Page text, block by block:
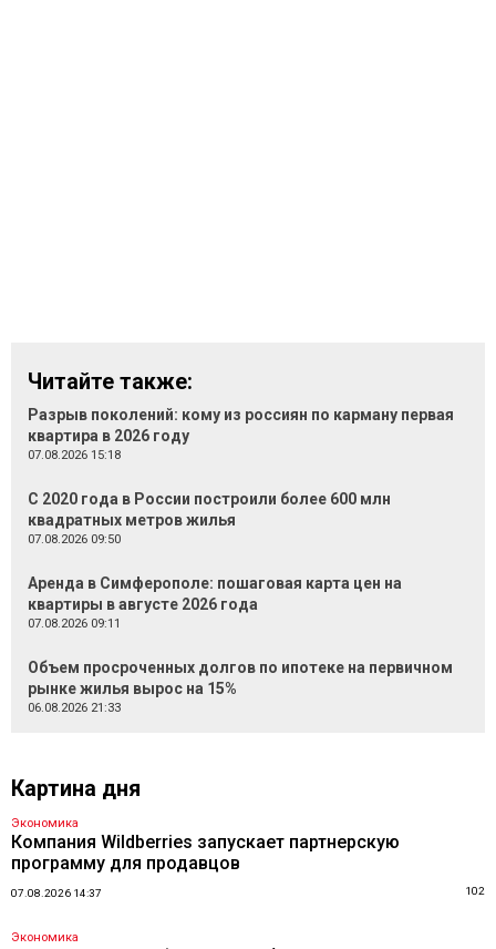
Читайте также:
Разрыв поколений: кому из россиян по карману первая
квартира в 2026 году
07.08.2026 15:18
С 2020 года в России построили более 600 млн
квадратных метров жилья
07.08.2026 09:50
Аренда в Симферополе: пошаговая карта цен на
квартиры в августе 2026 года
07.08.2026 09:11
Объем просроченных долгов по ипотеке на первичном
рынке жилья вырос на 15%
06.08.2026 21:33
Картина дня
Экономика
Компания Wildberries запускает партнерскую
программу для продавцов
07.08.2026 14:37 102
Экономика